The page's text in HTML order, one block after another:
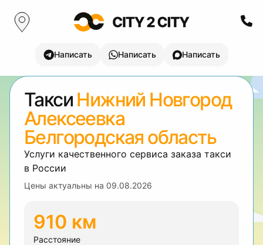
Написать Написать Написать
Такси Нижний Новгород
Алексеевка
Белгородская область
Услуги качественного сервиса заказа такси
в России
Цены актуальны на 09.08.2026
910 км
Расстояние